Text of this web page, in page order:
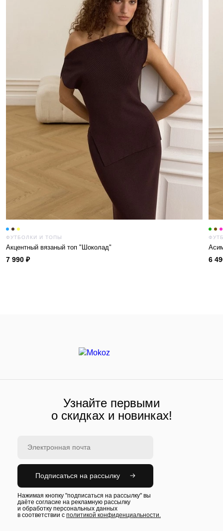
ФУТБОЛКИ И ТОПЫ
Акцентный вязаный топ "Шоколад"
7 990 ₽ 6
Узнайте первыми
о скидках и новинках!
Подписаться на рассылку
Нажимая кнопку "подписаться на рассылку" вы
даёте согласие на рекламную рассылку
и обработку персональных данных
в соответствии с политикой конфиденциальности.